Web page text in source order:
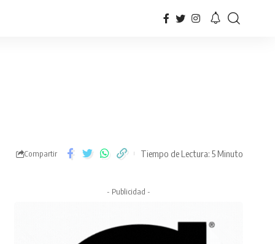
Compartir Tiempo de Lectura: 5 Minuto
- Publicidad -